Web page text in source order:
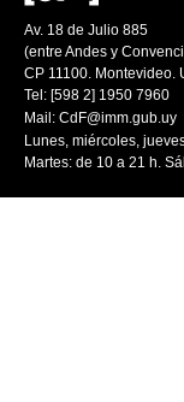
Av. 18 de Julio 885
(entre Andes y
CP 11100. Montevideo.
Tel: [598 2] 1950 7960
Mail: CdF@imm.gub.uy
Lunes, miércoles,
Martes: de 10 a 21 h.